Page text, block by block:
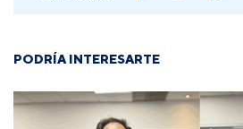
PODRÍA INTERESARTE